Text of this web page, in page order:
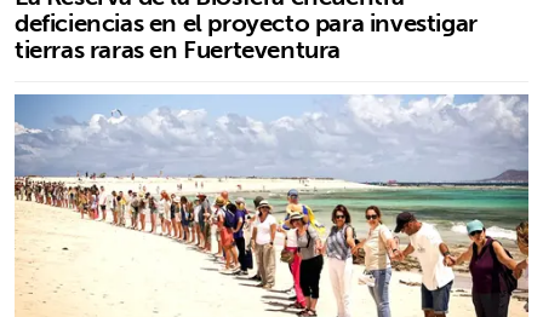
deficiencias en el proyecto para investigar
tierras raras en Fuerteventura